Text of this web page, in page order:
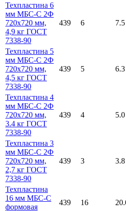
Техпластина 6
мм МБС-С 2Ф
720х720 мм,
4,9 кг ГОСТ
7338-90
439 6 7.5
Техпластина 5
мм МБС-С 2Ф
720х720 мм,
4,5 кг ГОСТ
7338-90
439 5 6.3
Техпластина 4
мм МБС-С 2Ф
720х720 мм,
3.4 кг ГОСТ
7338-90
439 4 5.0
Техпластина 3
мм МБС-С 2Ф
720х720 мм,
2,7 кг ГОСТ
7338-90
439 3 3.8
Техпластина
16 мм МБС-С
формовая
439 16